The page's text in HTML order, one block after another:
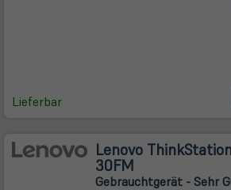
Lieferbar
Lenovo
30FM
Gebrauchtgerät - Sehr